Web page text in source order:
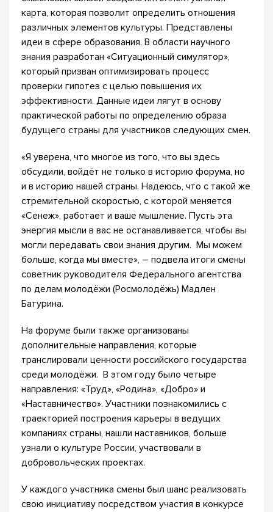
карта, которая позволит определить отношения
различных элементов культуры. Представлены
идеи в сфере образования. В области научного
знания разработан «Ситуационный симулятор»,
который призван оптимизировать процесс
проверки гипотез с целью повышения их
эффективности. Данные идеи лягут в основу
практической работы по определению образа
будущего страны для участников следующих смен.
«Я уверена, что многое из того, что вы здесь
обсудили, войдёт не только в историю форума, но
и в историю нашей страны. Надеюсь, что с такой же
стремительной скоростью, с которой меняется
«Сенеж», работает и ваше мышление. Пусть эта
энергия мысли в вас не останавливается, чтобы вы
могли передавать свои знания другим. Мы можем
больше, когда мы вместе», – подвела итоги смены
советник руководителя Федерального агентства
по делам молодёжи (Росмолодёжь) Мадлен
Батурина.
На форуме были также организованы
дополнительные направления, которые
транслировали ценности российского государства
среди молодёжи. В этом году было четыре
направления: «Труд», «Родина», «Добро» и
«Наставничество». Участники познакомились с
траекторией построения карьеры в ведущих
компаниях страны, нашли наставников, больше
узнали о культуре России, участвовали в
добровольческих проектах.
У каждого участника смены был шанс реализовать
свою инициативу посредством участия в конкурсе